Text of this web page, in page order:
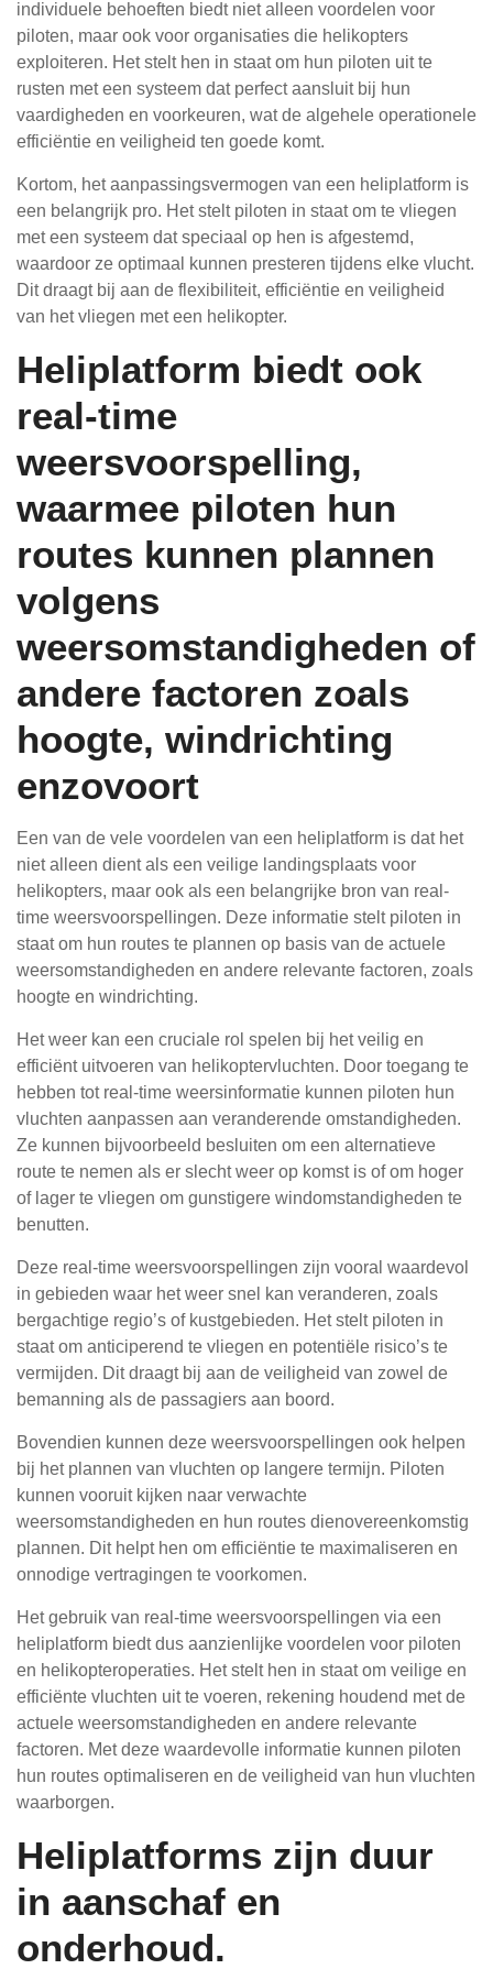
individuele behoeften biedt niet alleen voordelen voor
piloten, maar ook voor organisaties die helikopters
exploiteren. Het stelt hen in staat om hun piloten uit te
rusten met een systeem dat perfect aansluit bij hun
vaardigheden en voorkeuren, wat de algehele operationele
efficiëntie en veiligheid ten goede komt.
Kortom, het aanpassingsvermogen van een heliplatform is
een belangrijk pro. Het stelt piloten in staat om te vliegen
met een systeem dat speciaal op hen is afgestemd,
waardoor ze optimaal kunnen presteren tijdens elke vlucht.
Dit draagt bij aan de flexibiliteit, efficiëntie en veiligheid
van het vliegen met een helikopter.
Heliplatform biedt ook
real-time
weersvoorspelling,
waarmee piloten hun
routes kunnen plannen
volgens
weersomstandigheden of
andere factoren zoals
hoogte, windrichting
enzovoort
Een van de vele voordelen van een heliplatform is dat het
niet alleen dient als een veilige landingsplaats voor
helikopters, maar ook als een belangrijke bron van real-
time weersvoorspellingen. Deze informatie stelt piloten in
staat om hun routes te plannen op basis van de actuele
weersomstandigheden en andere relevante factoren, zoals
hoogte en windrichting.
Het weer kan een cruciale rol spelen bij het veilig en
efficiënt uitvoeren van helikoptervluchten. Door toegang te
hebben tot real-time weersinformatie kunnen piloten hun
vluchten aanpassen aan veranderende omstandigheden.
Ze kunnen bijvoorbeeld besluiten om een alternatieve
route te nemen als er slecht weer op komst is of om hoger
of lager te vliegen om gunstigere windomstandigheden te
benutten.
Deze real-time weersvoorspellingen zijn vooral waardevol
in gebieden waar het weer snel kan veranderen, zoals
bergachtige regio’s of kustgebieden. Het stelt piloten in
staat om anticiperend te vliegen en potentiële risico’s te
vermijden. Dit draagt bij aan de veiligheid van zowel de
bemanning als de passagiers aan boord.
Bovendien kunnen deze weersvoorspellingen ook helpen
bij het plannen van vluchten op langere termijn. Piloten
kunnen vooruit kijken naar verwachte
weersomstandigheden en hun routes dienovereenkomstig
plannen. Dit helpt hen om efficiëntie te maximaliseren en
onnodige vertragingen te voorkomen.
Het gebruik van real-time weersvoorspellingen via een
heliplatform biedt dus aanzienlijke voordelen voor piloten
en helikopteroperaties. Het stelt hen in staat om veilige en
efficiënte vluchten uit te voeren, rekening houdend met de
actuele weersomstandigheden en andere relevante
factoren. Met deze waardevolle informatie kunnen piloten
hun routes optimaliseren en de veiligheid van hun vluchten
waarborgen.
Heliplatforms zijn duur
in aanschaf en
onderhoud.